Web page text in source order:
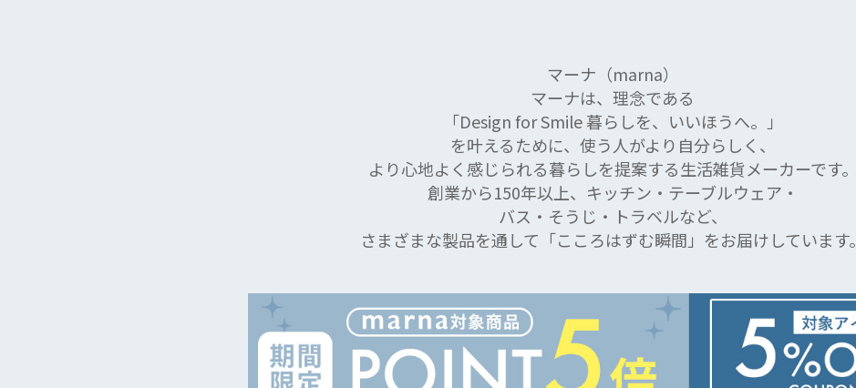
マーナ（marna）
マーナは、理念である
「Design for Smile 暮らしを、いいほうへ。」
を叶えるために、使う人がより自分らしく、
より心地よく感じられる暮らしを提案する生活雑貨メーカーです。
創業から150年以上、キッチン・テーブルウェア・
バス・そうじ・トラベルなど、
さまざまな製品を通して「こころはずむ瞬間」をお届けしています。